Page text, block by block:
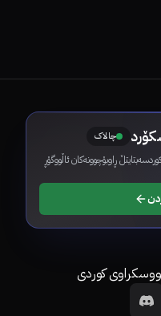
چالاک
ڕاوبۆچوونەکان ئاڵووگۆڕ
کوردی